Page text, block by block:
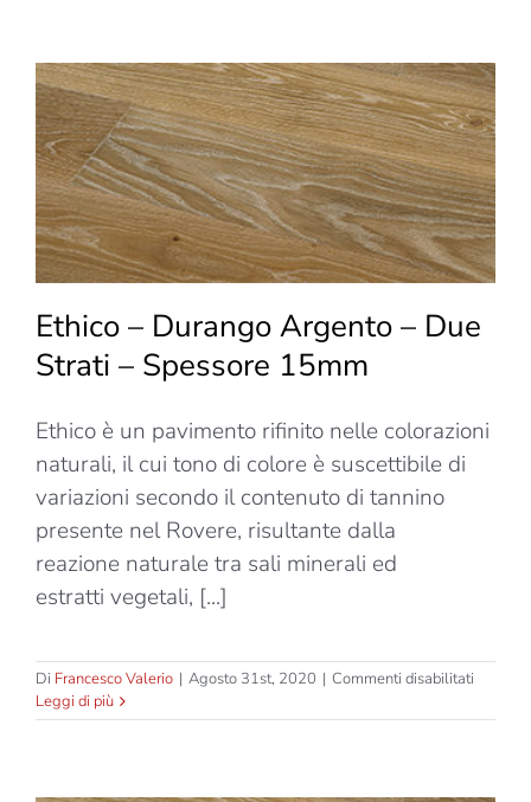
Spina
45°
Ethico – Durango Argento – Due
Strati – Spessore 15mm
Ethico è un pavimento rifinito nelle colorazioni
naturali, il cui tono di colore è suscettibile di
variazioni secondo il contenuto di tannino
presente nel Rovere, risultante dalla
reazione naturale tra sali minerali ed
estratti vegetali, [...]
Di Francesco Valerio | Agosto 31st, 2020 | Commenti disabilitati
–
Leggi di più